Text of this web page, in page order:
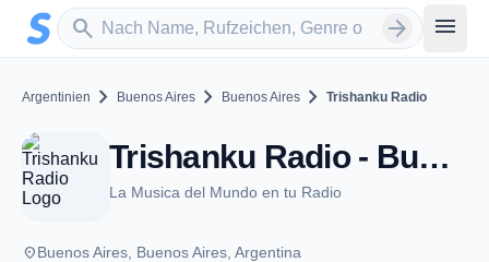
Zum Hauptinhalt springen
search
Sender suchen arrow_forward menu
Argentinien chevron_right Buenos Aires chevron_right Buenos Aires chevron_right Trishanku Radio
Trishanku Radio - Buenos Aires
La Musica del Mundo en tu Radio
placeBuenos Aires, Buenos Aires, Argentina